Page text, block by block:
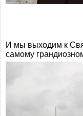
И мы выходим к
самому